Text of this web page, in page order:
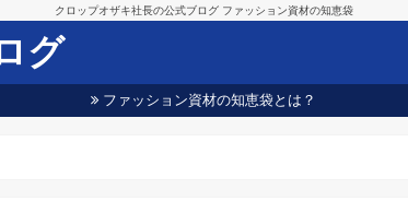
クロップオザキ社長の公式ブログ ファッション資材の知恵袋
グ
ファッション資材の知恵袋とは？